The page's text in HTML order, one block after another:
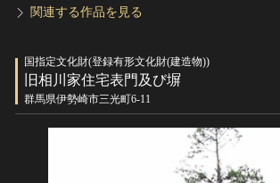
関連する作品を見る
国指定文化財(登録有形文化財(建造物))
旧相川家住宅表門及び塀
群馬県伊勢崎市三光町6-11